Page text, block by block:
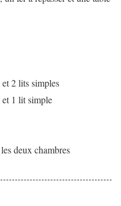
2 lits simples
1 lit simple
deux chambres